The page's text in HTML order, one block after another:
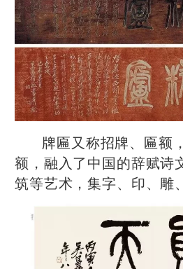
牌匾又称招牌、匾额
额，融入了中国的辞赋诗
筑等艺术，集字、印、雕